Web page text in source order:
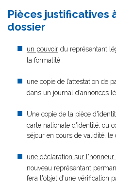
Pièces justificatives
dossier
un pouvoir du représentant
la formalité
une copie de l’attestation de
dans un journal d’annonces
Une copie de la pièce
carte nationale d'identité, ou
séjour en cours de validité, le
une déclaration sur
nouveau représentant
fera l'objet d'une vérification